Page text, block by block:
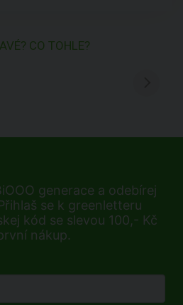
CO TOHLE?
generace a odebírej
se k greenletteru
kód se slevou 100,- Kč
nákup.